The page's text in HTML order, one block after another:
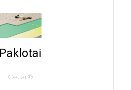
Paklotai
Cezar®